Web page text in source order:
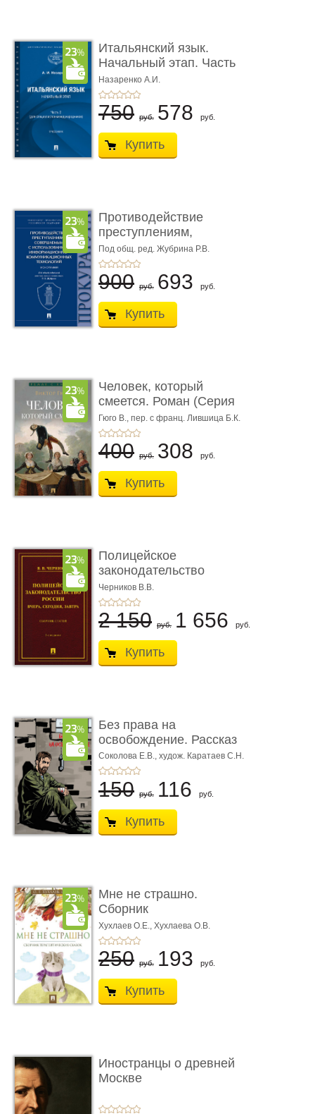
Итальянский язык.
Начальный этап. Часть
2. Учеб� ...
Назаренко А.И.
750 руб. 578 руб.
Купить
Противодействие
преступлениям,
совершаемым с ...
Под общ. ред. Жубрина Р.В.
900 руб. 693 руб.
Купить
Человек, который
смеется. Роман (Серия
«Роман с ...
Гюго В., пер. с франц. Лившица Б.К.
400 руб. 308 руб.
Купить
Полицейское
законодательство
России: вчера, с� ...
Черников В.В.
2 150 руб. 1 656 руб.
Купить
Без права на
освобождение. Рассказ
Соколова Е.В., худож. Каратаев С.Н.
150 руб. 116 руб.
Купить
Мне не страшно.
Сборник
терапевтических
сказо� ...
Хухлаев О.Е., Хухлаева О.В.
250 руб. 193 руб.
Купить
Иностранцы о древней
Москве